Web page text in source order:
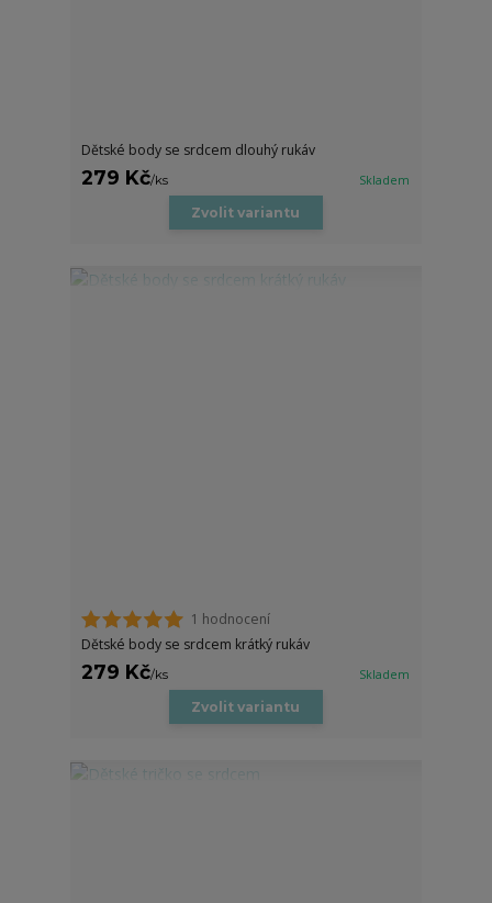
Dětské body se srdcem dlouhý rukáv
279 Kč/ks Skladem
Zvolit variantu
1 hodnocení
Dětské body se srdcem krátký rukáv
279 Kč/ks Skladem
Zvolit variantu